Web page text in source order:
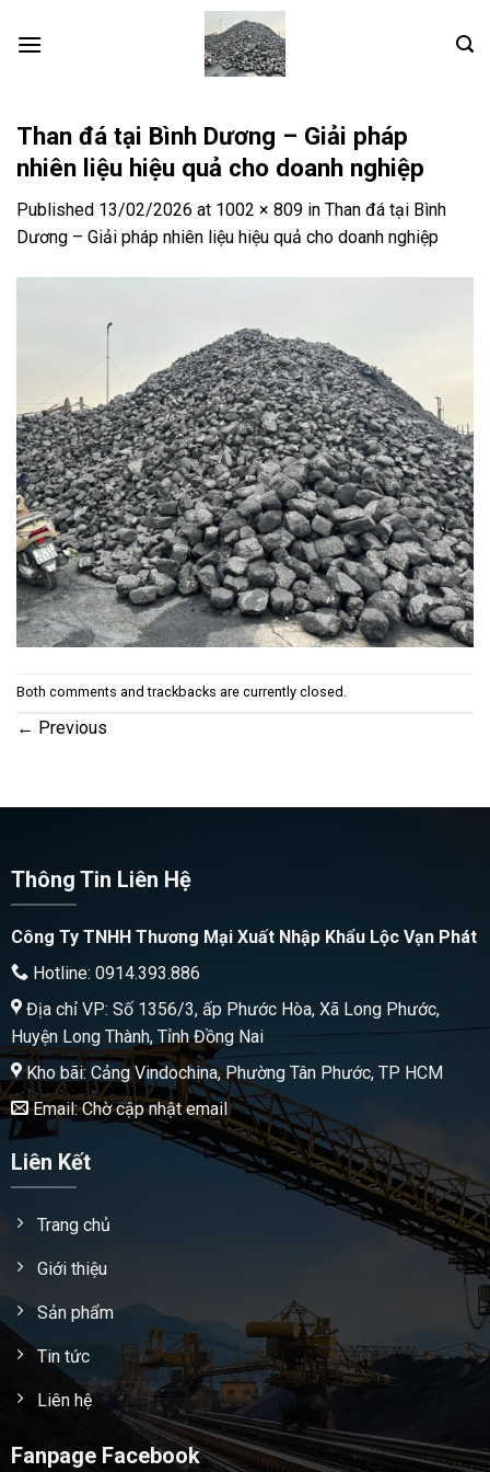
Than đá tại Bình Dương – Giải pháp
nhiên liệu hiệu quả cho doanh nghiệp
Published 13/02/2026 at 1002 × 809 in Than đá tại Bình
Dương – Giải pháp nhiên liệu hiệu quả cho doanh nghiệp
Both comments and trackbacks are currently closed.
← Previous
Thông Tin Liên Hệ
Công Ty TNHH Thương Mại Xuất Nhập Khẩu Lộc Vạn Phát
Hotline: 0914.393.886
Địa chỉ VP: Số 1356/3, ấp Phước Hòa, Xã Long Phước,
Huyện Long Thành, Tỉnh Đồng Nai
Kho bãi: Cảng Vindochina, Phường Tân Phước, TP HCM
Email: Chờ cập nhật email
Liên Kết
Trang chủ
Giới thiệu
Sản phẩm
Tin tức
Liên hệ
Fanpage Facebook